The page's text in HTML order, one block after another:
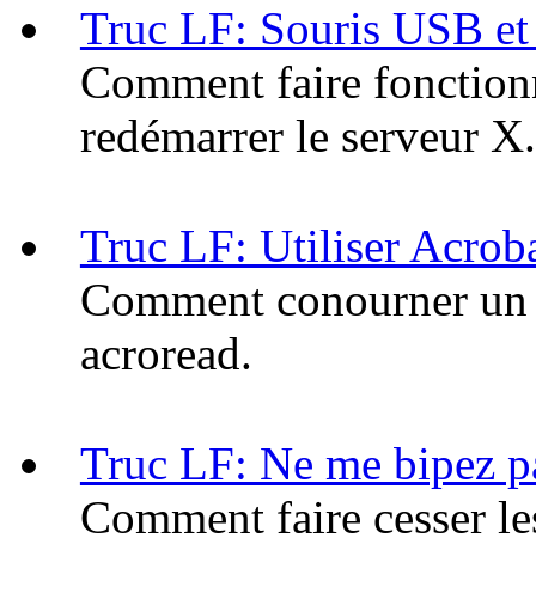
Truc LF: Souris USB
Comment faire
redémarrer le serveur X.
Truc LF: Utiliser
Comment conourner
acroread.
Truc LF: Ne me bipez
Comment faire cesser